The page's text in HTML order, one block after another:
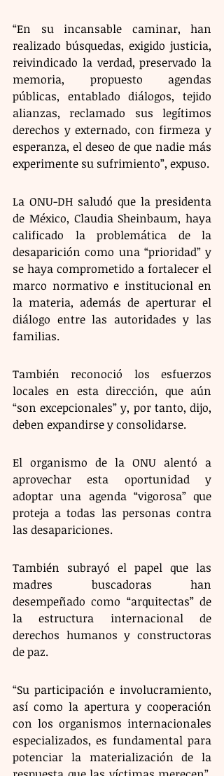
“En su incansable caminar, han
realizado búsquedas, exigido justicia,
reivindicado la verdad, preservado la
memoria, propuesto agendas
públicas, entablado diálogos, tejido
alianzas, reclamado sus legítimos
derechos y externado, con firmeza y
esperanza, el deseo de que nadie más
experimente su sufrimiento”, expuso.
La ONU-DH saludó que la presidenta
de México, Claudia Sheinbaum, haya
calificado la problemática de la
desaparición como una “prioridad” y
se haya comprometido a fortalecer el
marco normativo e institucional en
la materia, además de aperturar el
diálogo entre las autoridades y las
familias.
También reconoció los esfuerzos
locales en esta dirección, que aún
“son excepcionales” y, por tanto, dijo,
deben expandirse y consolidarse.
El organismo de la ONU alentó a
aprovechar esta oportunidad y
adoptar una agenda “vigorosa” que
proteja a todas las personas contra
las desapariciones.
También subrayó el papel que las
madres buscadoras han
desempeñado como “arquitectas” de
la estructura internacional de
derechos humanos y constructoras
de paz.
“Su participación e involucramiento,
así como la apertura y cooperación
con los organismos internacionales
especializados, es fundamental para
potenciar la materialización de la